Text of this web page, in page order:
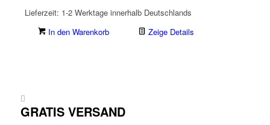
Lieferzeit: 1-2 Werktage innerhalb Deutschlands
In den Warenkorb
Zeige Details
GRATIS VERSAND